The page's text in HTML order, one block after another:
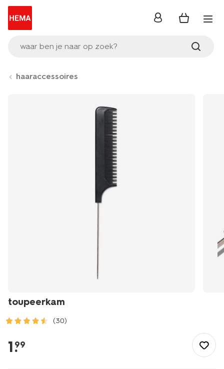
waar ben je naar op zoek?
inloggen
haaraccessoires
toupeerkam
(30)
gezond/persoonlijke-
verzorging/haarverzorging/haaraccessoires/toupeerkam-
1.
99